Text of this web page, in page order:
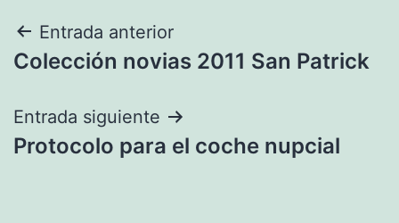
Navegación
de
entradas
Entrada anterior
Colección novias 2011 San Patrick
Entrada siguiente
Protocolo para el coche nupcial